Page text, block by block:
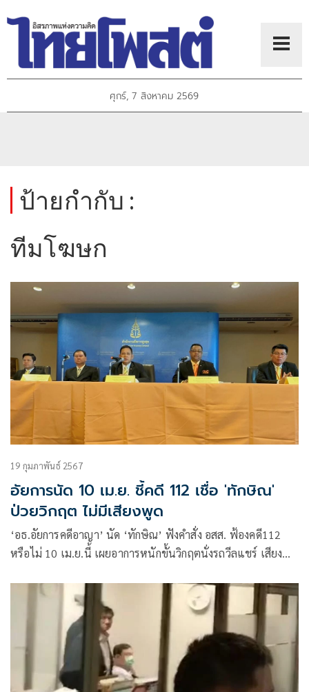
ศุกร์, 7 สิงหาคม 2569
ป้ายกำกับ :
ทีมโฆษก
19 กุมภาพันธ์ 2567
อัยการนัด 10 เม.ย. ชี้คดี 112 เชื่อ 'ทักษิณ'
ป่วยวิกฤต ไม่มีเสียงพูด
‘อธ.อัยการคดีอาญา’ นัด ‘ทักษิณ’ ฟังคำสั่ง อสส. ฟ้องคดี112
หรือไม่ 10 เม.ย.นี้ เผยอาการหนักขั้นวิกฤตนั่งรถวีลแชร์ เสียง